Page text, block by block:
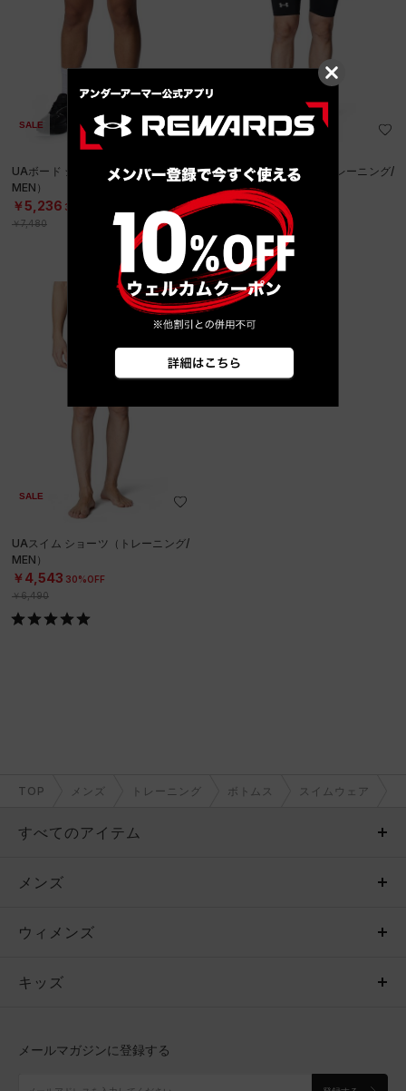
SALE
UAボード ショーツ（トレーニング/
MEN）
￥5,236 30%OFF
￥7,480
SALE
UAスイム ショーツ（トレーニング/
MEN）
￥4,54330%OFF
SALE
UAスイム ショーツ（トレーニング/
MEN）
￥4,543 30%OFF
￥6,490
TOP メンズ トレーニング ボトムス スイムウェア
すべてのアイテム
メンズ
ウィメンズ
キッズ
アクセサリー
メンズ
トップス
ボトムス
アクセサリー
ウィメンズ
トップス
シューズ
キッズ
メールマガジンに登録する